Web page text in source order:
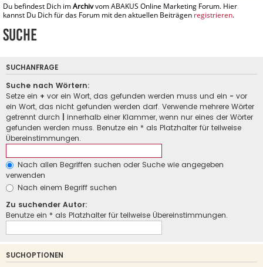
Du befindest Dich imArchivvom ABAKUS Online Marketing Forum. Hier
kannst Du Dich für das Forum mit den aktuellen Beiträgen registrieren.
Suche
SUCHANFRAGE
Suche nach Wörtern:
Setze ein + vor ein Wort, das gefunden werden muss und ein - vor
ein Wort, das nicht gefunden werden darf. Verwende mehrere Wörter
getrennt durch
innerhalb einer Klammer, wenn nur eines der Wörter
gefunden werden muss. Benutze ein * als Platzhalter für teilweise
Übereinstimmungen.
Nach allen Begriffen suchen oder Suche wie angegeben
verwenden
Nach einem Begriff suchen
Zu suchender Autor:
Benutze ein * als Platzhalter für teilweise Übereinstimmungen.
SUCHOPTIONEN